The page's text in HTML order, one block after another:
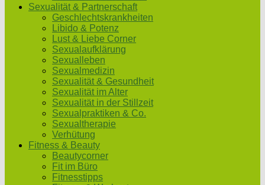
Sexualität & Partnerschaft
Geschlechtskrankheiten
Libido & Potenz
Lust & Liebe Corner
Sexualaufklärung
Sexualleben
Sexualmedizin
Sexualität & Gesundheit
Sexualität im Alter
Sexualität in der Stillzeit
Sexualpraktiken & Co.
Sexualtherapie
Verhütung
Fitness & Beauty
Beautycorner
Fit im Büro
Fitnesstipps